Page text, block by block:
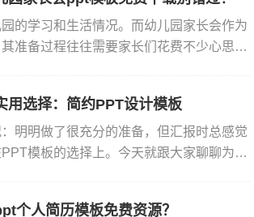
的学习和生活情况。而幼儿园家长会作为
准备过程往往需要家长们花费不少心思。
用选择：简约PPT设计模板
明明做了很充分的准备，但汇报时总感觉
模板的选择上。今天就跟大家聊聊为什
个人简历模板免费资源？